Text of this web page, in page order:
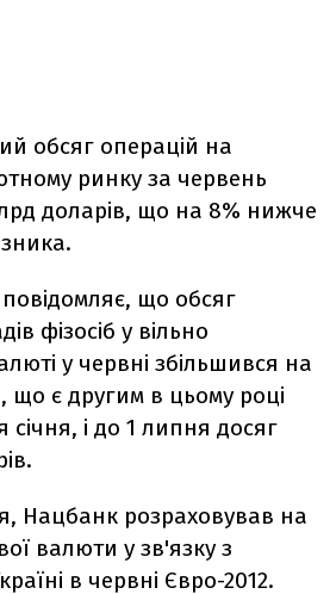
обсяг операцій на
ринку за червень
доларів, що на 8% нижче
що обсяг
фізосіб у вільно
у червні збільшився на
що є другим в цьому році
січня, і до 1 липня досяг
Нацбанк розраховував на
валюти у зв'язку з
в червні Євро-2012.